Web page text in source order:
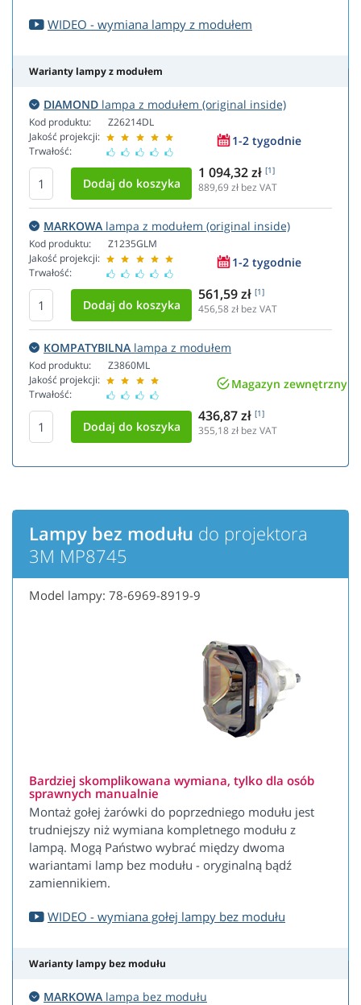
WIDEO - wymiana lampy z modułem
Warianty lampy z modułem
DIAMOND lampa z modułem (original inside)
Kod produktu:
Jakość projekcji:
Trwałość:
Z26214DL
1-2 tygodnie
1 094,32 zł [1]
889,69zł bez VAT
MARKOWA lampa z modułem (original inside)
Kod produktu:
Jakość projekcji:
Trwałość:
Z1235GLM
1-2 tygodnie
561,59 zł [1]
456,58zł bez VAT
KOMPATYBILNA lampa z modułem
Kod produktu:
Jakość projekcji:
Trwałość:
Z3860ML
Magazyn zewnętrzny
436,87 zł [1]
355,18zł bez VAT
Lampy bez modułu do projektora
3M MP8745
Model lampy: 78-6969-8919-9
Bardziej skomplikowana wymiana, tylko dla osób
sprawnych manualnie
Montaż gołej żarówki do poprzedniego modułu jest
trudniejszy niż wymiana kompletnego modułu z
lampą. Mogą Państwo wybrać między dwoma
wariantami lamp bez modułu - oryginalną bądź
zamiennikiem.
WIDEO - wymiana gołej lampy bez modułu
Warianty lampy bez modułu
MARKOWA lampa bez modułu